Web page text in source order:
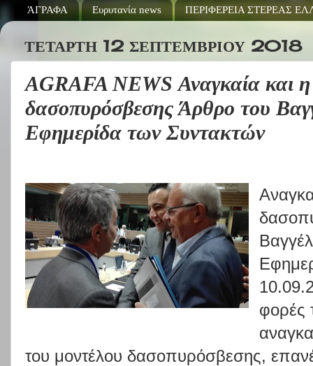
ΆΓΡΑΦΑ Ευρυτανία news ΠΕΡΙΦΕΡΕΙΑ ΣΤΕΡΕΑΣ
ΤΕΤΆΡΤΗ 12 ΣΕΠΤΕΜΒΡΊΟΥ 2018
AGRAFA NEWS Αναγκαία και
δασοπυρόσβεσης Άρθρο του
Εφημερίδα των Συντακτών
φορές
του μοντέλου δασοπυρόσβεσης,